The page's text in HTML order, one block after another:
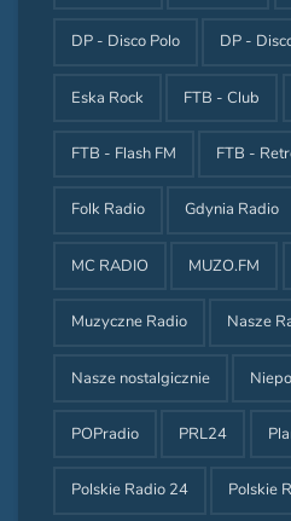
DP - Disco Polo DP -
Eska Rock FTB - Club
FTB - Flash FM FTB -
Folk Radio Gdynia Radio
MC RADIO MUZO.FM
Muzyczne Radio Nasze
Nasze nostalgicznie
POPradio PRL24
Polskie Radio 24 Polskie